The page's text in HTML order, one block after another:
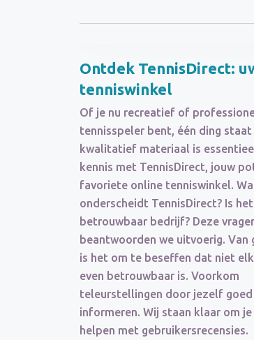
Ontdek TennisDirect:
tenniswinkel
Of je nu recreatief of
tennisspeler bent, één ding staat
kwalitatief materiaal is
kennis met TennisDirect, jouw
favoriete online tenniswinkel.
onderscheidt TennisDirect? Is
betrouwbaar bedrijf? Deze
beantwoorden we uitvoerig. Van
is het om te beseffen dat niet
even betrouwbaar is. Voorkom
teleurstellingen door jezelf
informeren. Wij staan klaar om
helpen met gebruikersrecensies.